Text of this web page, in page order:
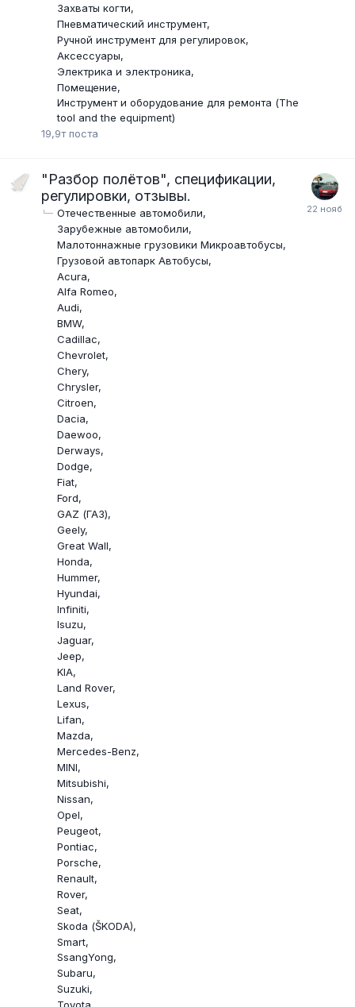
Захваты когти
Пневматический инструмент
Ручной инструмент для регулировок
Аксессуары
Электрика и электроника
Помещение
Инструмент и оборудование для ремонта (The
tool and the equipment)
19,9т поста
"Разбор полётов", спецификации,
регулировки, отзывы.
Отечественные автомобили
Зарубежные автомобили
Малотоннажные грузовики Микроавтобусы
Грузовой автопарк Автобусы
Acura
Alfa Romeo
Audi
BMW
Cadillac
Chevrolet
Chery
Chrysler
Citroen
Dacia
Daewoo
Derways
Dodge
Fiat
Ford
GAZ (ГАЗ)
Geely
Great Wall
Honda
Hummer
Hyundai
Infiniti
Isuzu
Jaguar
Jeep
KIA
Land Rover
Lexus
Lifan
Mazda
Mercedes-Benz
MINI
Mitsubishi
Nissan
Opel
Peugeot
Pontiac
Porsche
Renault
Rover
Seat
Skoda (ŠKODA)
Smart
SsangYong
Subaru
Suzuki